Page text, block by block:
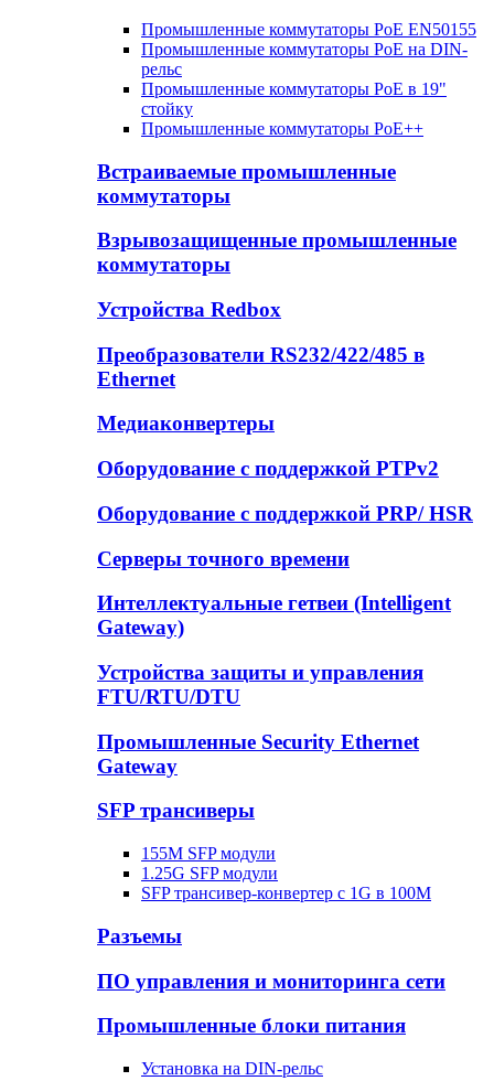
Промышленные коммутаторы PoE EN50155
Промышленные коммутаторы PoE на DIN-
рельс
Промышленные коммутаторы PoE в 19"
стойку
Промышленные коммутаторы PoE++
Встраиваемые промышленные
коммутаторы
Взрывозащищенные промышленные
коммутаторы
Устройства Redbox
Преобразователи RS232/422/485 в
Ethernet
Медиаконвертеры
Оборудование с поддержкой PTPv2
Оборудование с поддержкой PRP/ HSR
Серверы точного времени
Интеллектуальные гетвеи (Intelligent
Gateway)
Устройства защиты и управления
FTU/RTU/DTU
Промышленные Security Ethernet
Gateway
SFP трансиверы
155M SFP модули
1.25G SFP модули
SFP трансивер-конвертер с 1G в 100М
Разъемы
ПО управления и мониторинга сети
Промышленные блоки питания
Установка на DIN-рельс